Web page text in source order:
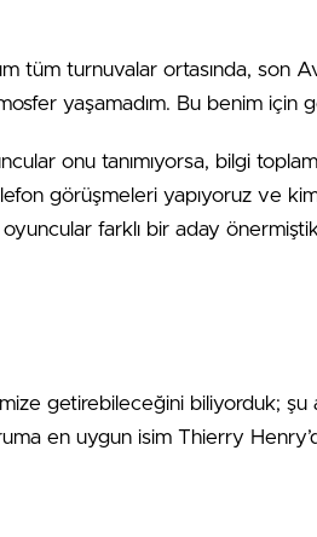
tüm turnuvalar ortasında, son
yaşamadım. Bu benim için
onu tanımıyorsa, bilgi
görüşmeleri yapıyoruz ve
oyuncular farklı bir aday
getirebileceğini biliyorduk;
en uygun isim Thierry